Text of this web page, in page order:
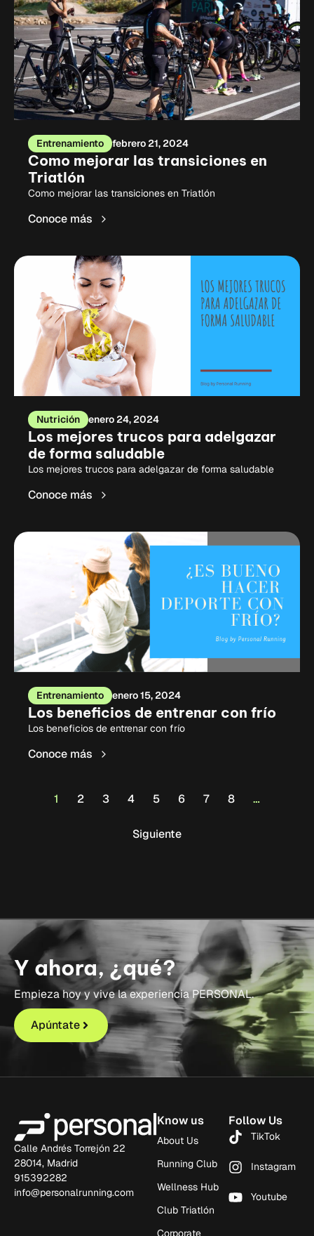
Entrenamiento febrero 21, 2024
Como mejorar las transiciones en
Triatlón
Como mejorar las transiciones en Triatlón
Conoce más
Nutrición enero 24, 2024
Los mejores trucos para adelgazar
de forma saludable
Los mejores trucos para adelgazar de forma saludable
Conoce más
Entrenamiento enero 15, 2024
Los beneficios de entrenar con frío
Los beneficios de entrenar con frío
Conoce más
1 2 3 4 5 6 7 8 …
Siguiente
Y ahora, ¿qué?
Empieza hoy y vive la experiencia PERSONAL.
Apúntate
Calle Andrés Torrejón 22
28014, Madrid
915392282
info@personalrunning.com
Know us
About Us
Running Club
Wellness Hub
Club Triatlón
Corporate
Follow Us
TikTok
Instagram
Youtube